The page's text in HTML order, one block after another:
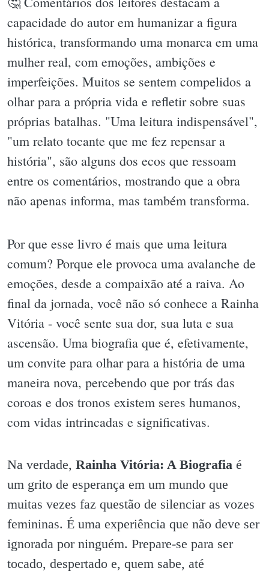
capacidade do autor em humanizar a figura
histórica, transformando uma monarca em uma
mulher real, com emoções, ambições e
imperfeições. Muitos se sentem compelidos a
olhar para a própria vida e refletir sobre suas
próprias batalhas. "Uma leitura indispensável",
"um relato tocante que me fez repensar a
história", são alguns dos ecos que ressoam
entre os comentários, mostrando que a obra
não apenas informa, mas também transforma.
Por que esse livro é mais que uma leitura
comum? Porque ele provoca uma avalanche de
emoções, desde a compaixão até a raiva. Ao
final da jornada, você não só conhece a Rainha
Vitória - você sente sua dor, sua luta e sua
ascensão. Uma biografia que é, efetivamente,
um convite para olhar para a história de uma
maneira nova, percebendo que por trás das
coroas e dos tronos existem seres humanos,
com vidas intrincadas e significativas.
Na verdade, Rainha Vitória: A Biografia é
um grito de esperança em um mundo que
muitas vezes faz questão de silenciar as vozes
femininas. É uma experiência que não deve ser
ignorada por ninguém. Prepare-se para ser
tocado, despertado e, quem sabe, até